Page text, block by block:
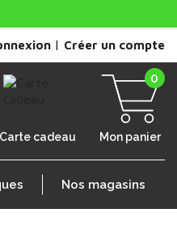
| Créer un compte
Carte cadeau Mon panier
0
Nos magasins